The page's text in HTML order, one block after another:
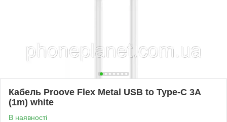
Кабель Proove Flex Metal USB to Type-C 3A
(1m) white
В наявності